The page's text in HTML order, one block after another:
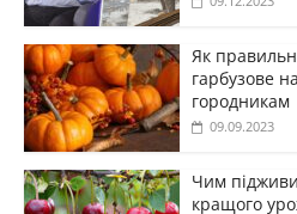
Як
гарбузове
городникам
09.09.2023
Чим
кращого